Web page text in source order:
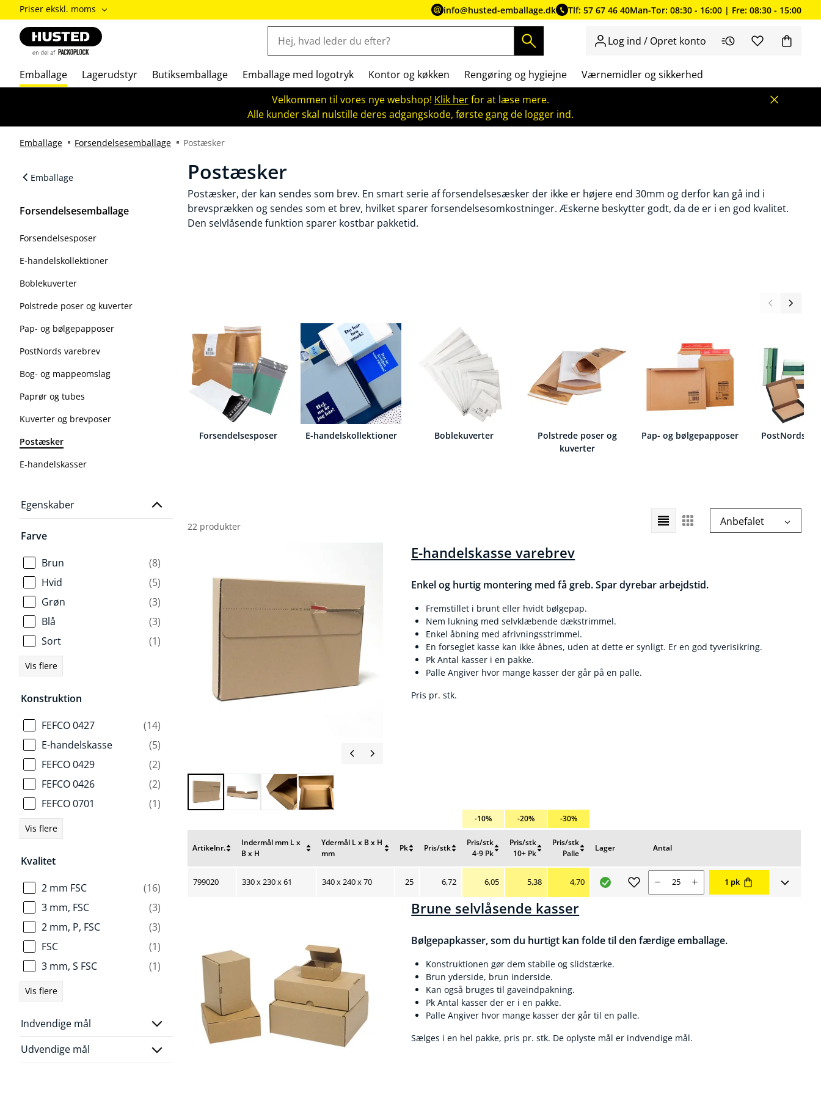
ændre
Priser
inkl.
moms
Priser
ekskl.
Priser ekskl. moms info@husted-emballage.dk Tlf: 57 67 46 40Man-Tor: 08:30 - 16:00 | Fre: 08:30 - 15:00
Log ind / Opret konto
Emballage Lagerudstyr Butiksemballage Emballage med logotryk Kontor og køkken Rengøring og hygiejne
Værnemidler og sikkerhed
Velkommen til vores nye webshop! Klik herfor at læse mere.
Alle kunder skal nulstille deres adgangskode, første gang de logger ind.
Emballage Forsendelsesemballage Postæsker
Emballage
Forsendelsesemballage
Forsendelsesposer
E-handelskollektioner
Boblekuverter
Polstrede poser og kuverter
Pap- og bølgepapposer
PostNords varebrev
Bog- og mappeomslag
Paprør og tubes
Kuverter og brevposer
Postæsker
E-handelskasser
Egenskaber
Farve
Brun
(8)
Hvid
(5)
Grøn
(3)
Blå
(3)
Sort
(1)
Vis flere
Konstruktion
FEFCO 0427
(14)
E-handelskasse
(5)
FEFCO 0429
(2)
FEFCO 0426
(2)
FEFCO 0701
(1)
Vis flere
Kvalitet
2 mm FSC
(16)
3 mm, FSC
(3)
2 mm, P, FSC
(3)
FSC
(1)
3 mm, S FSC
(1)
Vis flere
Indvendige mål
Udvendige mål
Postæsker
Postæsker, der kan sendes som brev. En smart serie af forsendelsesæsker der ikke er højere end 30mm og derfor kan gå ind i
brevsprækken og sendes som et brev, hvilket sparer forsendelsesomkostninger. Æskerne beskytter godt, da de er i en god kvalitet.
Den selvlåsende funktion sparer kostbar pakketid.
Forsendelsesposer E-handelskollektioner Boblekuverter
Polstrede poser og
kuverter
Pap- og bølgepapposer PostNords
22 produkter
sorteringsrækkefølge
Anbefalet
E-handelskasse varebrev
Enkel og hurtig montering med få greb. Spar dyrebar arbejdstid.
Fremstillet i brunt eller hvidt bølgepap.
Nem lukning med selvklæbende dækstrimmel.
Enkel åbning med afrivningsstrimmel.
En forseglet kasse kan ikke åbnes, uden at dette er synligt. Er en god tyverisikring.
Pk Antal kasser i en pakke.
Palle Angiver hvor mange kasser der går på en palle.
Pris pr. stk.
Artikelnr.
sortering
Indermål mm L x
B x H
Ydermål L x B x H
mm
Pk
sortering
Pris/stk
sortering
Pris/stk
4-9 Pk
-10%
Pris/stk
10+ Pk
-20%
Pris/stk
Palle
-30%
Lager FavoritterAntal
799020 330 x 230 x 61 340 x 240 x 70 25 Nuværende salgspris 6,72 kr
6,72 Nuværende salgspris 6,05 kr
6,05 Nuværende salgspris 5,38 kr
5,38 Nuværende salgspris 4,70 kr
4,70 Antal 1 pk
Brune selvlåsende kasser
Bølgepapkasser, som du hurtigt kan folde til den færdige emballage.
Konstruktionen gør dem stabile og slidstærke.
Brun yderside, brun inderside.
Kan også bruges til gaveindpakning.
Pk Antal kasser der er i en pakke.
Palle Angiver hvor mange kasser der går til en palle.
Sælges i en hel pakke, pris pr. stk. De oplyste mål er indvendige mål.